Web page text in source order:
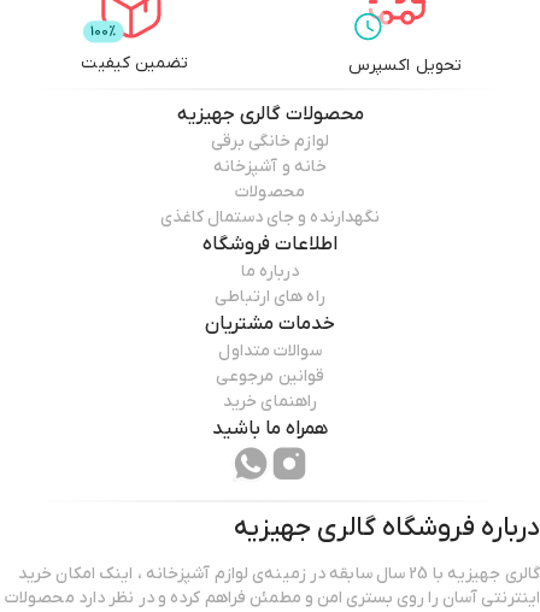
تحویل اکسپرس تضمین کیفیت
محصولاتگالری جهیزیه
لوازم خانگی برقی
خانه و آشپزخانه
محصولات
نگهدارنده و جای دستمال کاغذی
اطلاعات فروشگاه
درباره ما
راه های ارتباطی
خدمات مشتریان
سوالات متداول
قوانین مرجوعی
راهنمای خرید
همراه ما باشید
درباره فروشگاه گالری جهیزیه
گالری جهیزیه با 25 سال سابقه در زمینه‌ی لوازم آشپزخانه ، اینک امکان خرید
اینترنتی آسان را روی بستری امن و مطمئن فراهم کرده و در نظر دارد محصولات